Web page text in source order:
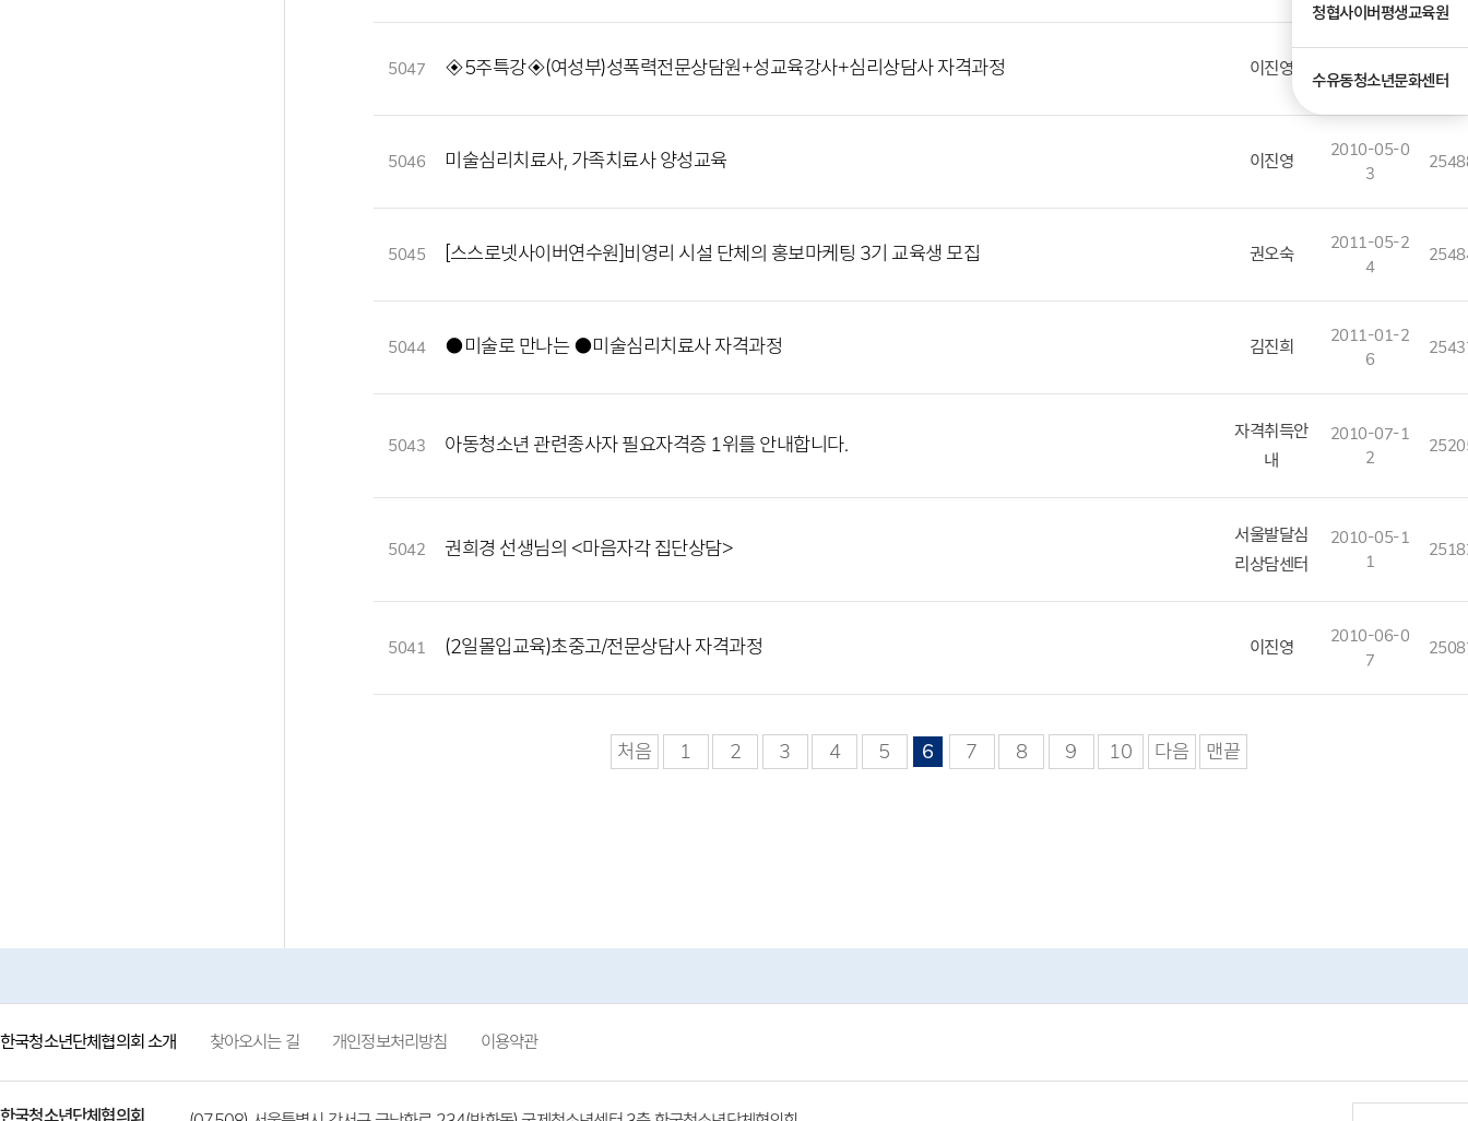
청협사이버평생교육원
수유동청소년문화센터
5047 ◈5주특강◈(여성부)성폭력전문상담원+성교육강사+심리상담사 자격과정 이진영
9
5046 미술심리치료사, 가족치료사 양성교육 이진영
2010-05-0
3
5045 [스스로넷사이버연수원]비영리 시설 단체의 홍보마케팅 3기 교육생 모집 권오숙
2011-05-2
4
5044 ●미술로 만나는 ●미술심리치료사 자격과정 김진희
2011-01-2
6
5043 아동청소년 관련종사자 필요자격증 1위를 안내합니다.
자격취득안
내
2010-07-1
2
5042 권희경 선생님의 <마음자각 집단상담>
서울발달심
리상담센터
2010-05-1
1
5041 (2일몰입교육)초중고/전문상담사 자격과정 이진영
2010-06-0
7
처음 1 2 3 4 5 6 7 8 9 10 다음 맨끝
한국청소년단체협의회 소개 찾아오시는 길 개인정보처리방침 이용약관
한국청소년단체협의회